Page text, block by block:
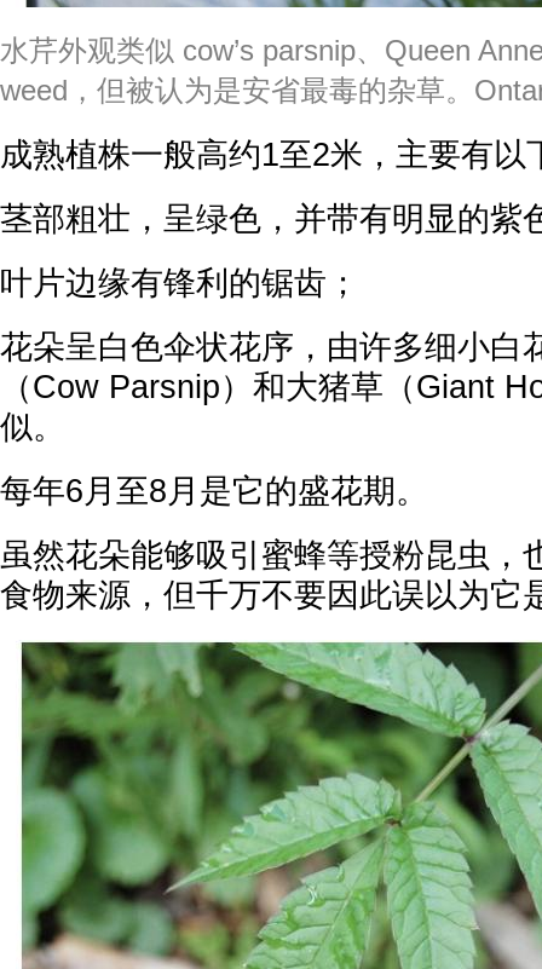
水芹外观类似 cow’s parsnip、Queen
weed，但被认为是安省最毒的杂草。
成熟植株一般高约1至2米，主要有以
茎部粗壮，呈绿色，并带有明显的紫
叶片边缘有锋利的锯齿；
花朵呈白色伞状花序，由许多细小白
（Cow Parsnip）和大猪草（Giant
似。
每年6月至8月是它的盛花期。
虽然花朵能够吸引蜜蜂等授粉昆虫，
食物来源，但千万不要因此误以为它